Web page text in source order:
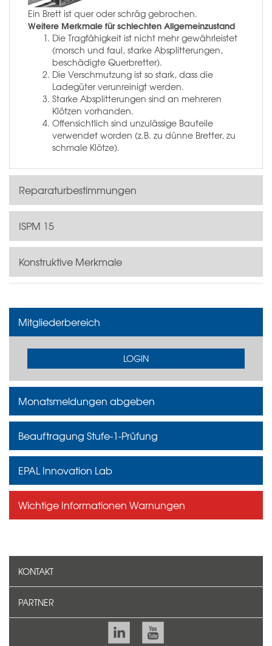
Ein Brett ist quer oder schräg gebrochen.
Weitere Merkmale für schlechten Allgemeinzustand
Die Tragfähigkeit ist nicht mehr gewährleistet
(morsch und faul, starke Absplitterungen,
beschädigte Querbretter).
Die Verschmutzung ist so stark, dass die
Ladegüter verunreinigt werden.
Starke Absplitterungen sind an mehreren
Klötzen vorhanden.
Offensichtlich sind unzulässige Bauteile
verwendet worden (z.B. zu dünne Bretter, zu
schmale Klötze).
Reparaturbestimmungen
ISPM 15
Konstruktive Merkmale
Mitgliederbereich
LOGIN
Monatsmeldungen abgeben
Beauftragung Stufe-1-Prüfung
EPAL Innovation Lab
Wichtige Informationen Warnungen
KONTAKT
PARTNER